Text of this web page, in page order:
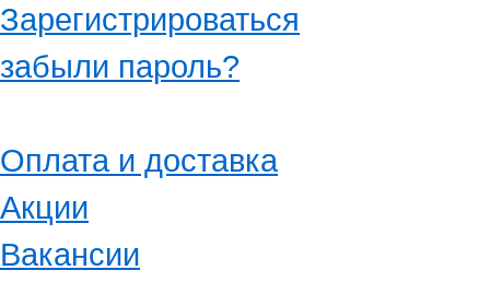
Зарегистрироваться
забыли пароль?
Оплата и доставка
Акции
Вакансии